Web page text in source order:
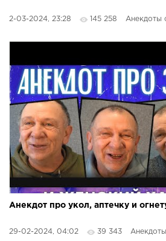
2-03-2024, 23:28 145 258 Анекдоты
Анекдот про укол, аптечку и
29-02-2024, 04:02 39 343